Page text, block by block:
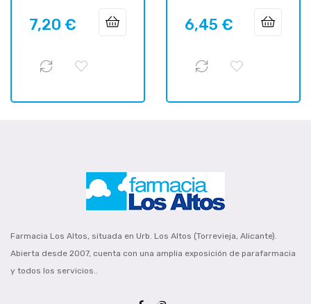
Precio
7,20 € Precio
6,45 €
Farmacia Los Altos, situada en Urb. Los Altos (Torrevieja, Alicante).
Abierta desde 2007, cuenta con una amplia exposición de parafarmacia
y todos los servicios..